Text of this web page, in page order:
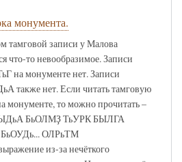
монумента.
тамговой записи у Малова
что-то невообразимое. Записи
на монументе нет. Записи
также нет. Если читать тамговую
монументе, то можно прочитать –
БьОЛМҘ ТьУРК БЫЛГА
ОЛРьТМ
из-за нечёткого